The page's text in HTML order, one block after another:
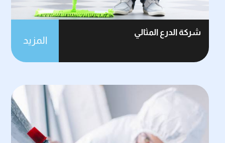
شركة الدرع المثالي
المزيد